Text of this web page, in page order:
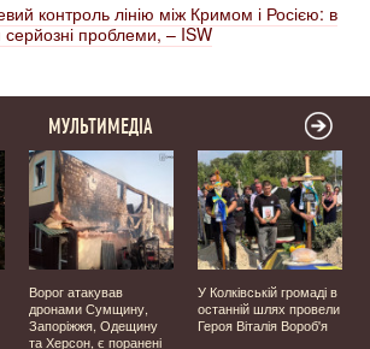
контроль лінію між Кримом і Росією: в
серйозні проблеми, – ISW
МУЛЬТИМЕДІА
Ворог атакував
дронами Сумщину,
Запоріжжя, Одещину
та Херсон, є поранені
У Колківській громаді в
останній шлях провели
Героя Віталія Вороб'я